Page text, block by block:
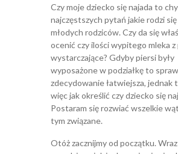
Czy moje dziecko się najada to
najczęstszych pytań jakie rodzi
młodych rodziców. Czy da się
ocenić czy ilości wypitego mleka z
wystarczające? Gdyby piersi były
wyposażone w podziałkę to
zdecydowanie łatwiejsza, jednak
więc jak określić czy dziecko się
Postaram się rozwiać wszelkie
tym związane.
Otóż zacznijmy od początku.